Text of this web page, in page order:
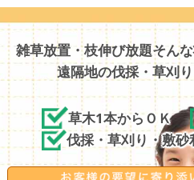
雑草放置・枝伸び放題そん
遠隔地の伐採・草刈
草木1本からＯＫ
伐採・草刈り・敷